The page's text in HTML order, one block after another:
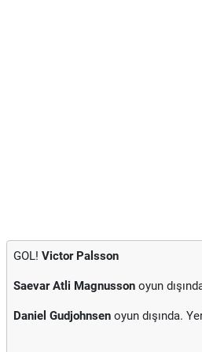
GOL! Victor Palsson
Saevar Atli Magnusson oyun
Daniel Gudjohnsen oyun dışında.